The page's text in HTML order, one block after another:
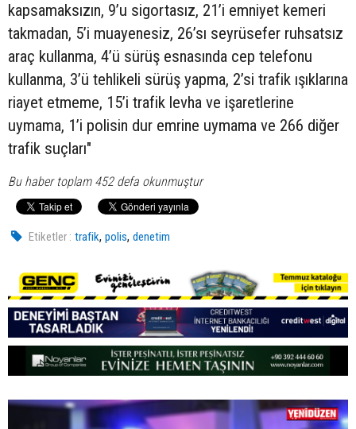
kapsamaksızın, 9’u sigortasız, 21’i emniyet kemeri
takmadan, 5’i muayenesiz, 26’sı seyrüsefer ruhsatsız
araç kullanma, 4’ü sürüş esnasında cep telefonu
kullanma, 3’ü tehlikeli sürüş yapma, 2’si trafik ışıklarına
riayet etmeme, 15’i trafik levha ve işaretlerine
uymama, 1’i polisin dur emrine uymama ve 266 diğer
trafik suçları"
Bu haber toplam 452 defa okunmuştur
Etiketler : trafik,polis,denetim